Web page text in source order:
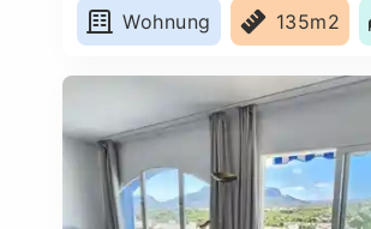
Wohnung
135m2